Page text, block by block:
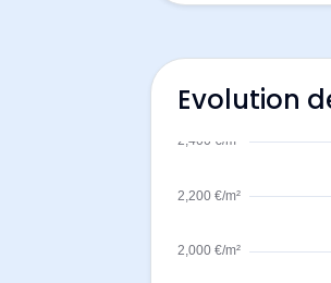
Evolution